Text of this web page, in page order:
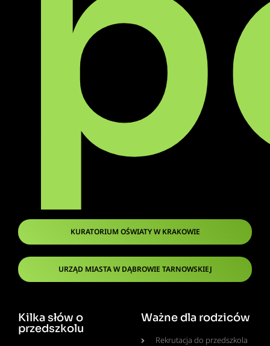
KURATORIUM OŚWIATY W KRAKOWIE
URZĄD MIASTA W DĄBROWIE TARNOWSKIEJ
Kilka słów o
przedszkolu
Ważne dla rodziców
Rekrutacja do przedszkola